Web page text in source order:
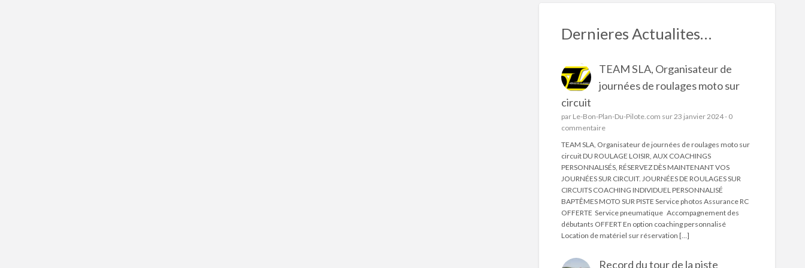
Dernieres Actualites…
TEAM SLA, Organisateur de
journées de roulages moto sur
circuit
par Le-Bon-Plan-Du-Pilote.com sur 23 janvier 2024 - 0
commentaire
TEAM SLA, Organisateur de journées de roulages moto sur
circuit DU ROULAGE LOISIR, AUX COACHINGS
PERSONNALISÉS, RÉSERVEZ DÈS MAINTENANT VOS
JOURNÉES SUR CIRCUIT. JOURNÉES DE ROULAGES SUR
CIRCUITS COACHING INDIVIDUEL PERSONNALISÉ
BAPTÊMES MOTO SUR PISTE Service photos Assurance RC
OFFERTE Service pneumatique Accompagnement des
débutants OFFERT En option coaching personnalisé
Location de matériel sur réservation […]
Record du tour de la piste